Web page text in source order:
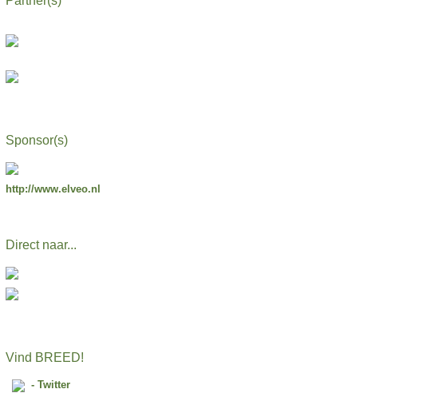
Sponsor(s)
http://www.elveo.nl
Direct naar...
Vind BREED!
- Twitter